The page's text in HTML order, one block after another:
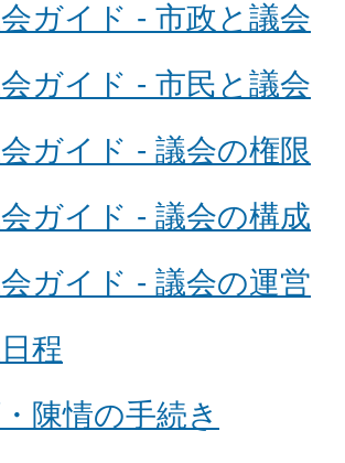
ガイド - 市政と議会
ガイド - 市民と議会
ガイド - 議会の権限
ガイド - 議会の構成
ガイド - 議会の運営
程
陳情の手続き